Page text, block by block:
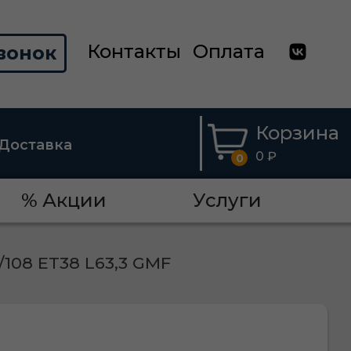
Контакты Оплата
0
Корзина
0 ₽
% Акции Услуги
ET38 L63,3 GMF